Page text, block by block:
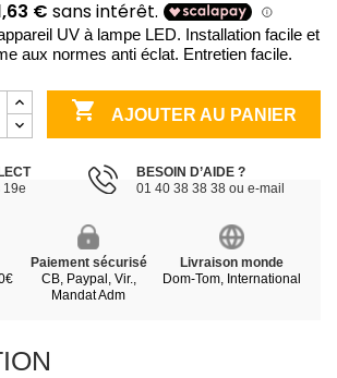
UV à lampe LED. Installation facile et
aux normes anti éclat. Entretien facile.
 AJOUTER AU PANIER
19e
BESOIN D’AIDE ?
01 40 38 38 38 ou e-mail
Paiement sécurisé
CB, Paypal, Vir.,
Mandat Adm
Livraison monde
Dom-Tom, International